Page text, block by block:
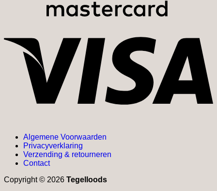
Algemene Voorwaarden
Privacyverklaring
Verzending & retourneren
Contact
Copyright © 2026 Tegelloods